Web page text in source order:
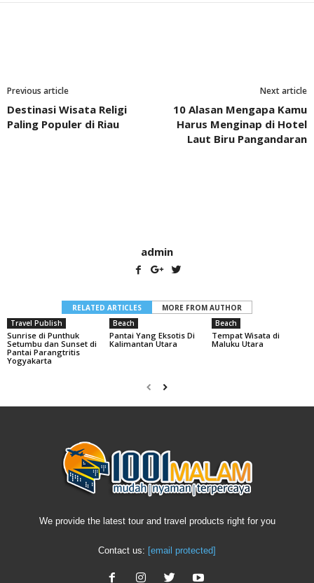
Previous article
Destinasi Wisata Religi
Paling Populer di Riau
Next article
10 Alasan Mengapa Kamu
Harus Menginap di Hotel
Laut Biru Pangandaran
admin
RELATED ARTICLES
MORE FROM AUTHOR
Travel Publish
Sunrise di Punthuk
Setumbu dan Sunset di
Pantai Parangtritis
Yogyakarta
Beach
Pantai Yang Eksotis Di
Kalimantan Utara
Beach
Tempat Wisata di
Maluku Utara
We provide the latest tour and travel products right for you
Contact us: [email protected]